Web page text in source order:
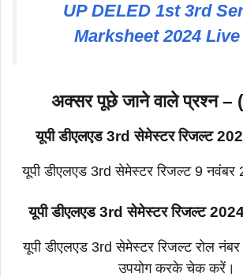
UP DELED 1st 3rd
Marksheet 2024 Live
अक्सर पूछे जाने वाले प्रश्न –
यूपी डीएलएड 3rd सेमेस्टर रिजल्ट
यूपी डीएलएड 3rd सेमेस्टर रिजल्ट 9 नवंबर
यूपी डीएलएड 3rd सेमेस्टर रिजल्ट
यूपी डीएलएड 3rd सेमेस्टर रिजल्ट रोल नंबर
उपयोग करके चेक करें।